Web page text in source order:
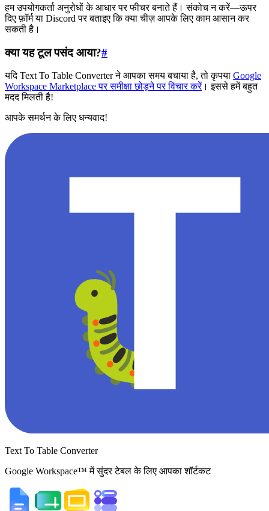
हम उपयोगकर्ता अनुरोधों के आधार पर फीचर बनाते हैं। संकोच न करें—ऊपर
दिए फ़ॉर्म या Discord पर बताइए कि क्या चीज़ आपके लिए काम आसान कर
सकती है।
क्या यह टूल पसंद आया?#
यदि Text To Table Converter ने आपका समय बचाया है, तो कृपया Google
Workspace Marketplace पर समीक्षा छोड़ने पर विचार करें। इससे हमें बहुत
मदद मिलती है!
आपके समर्थन के लिए धन्यवाद!
Text To Table Converter
Google Workspace™ में सुंदर टेबल के लिए आपका शॉर्टकट